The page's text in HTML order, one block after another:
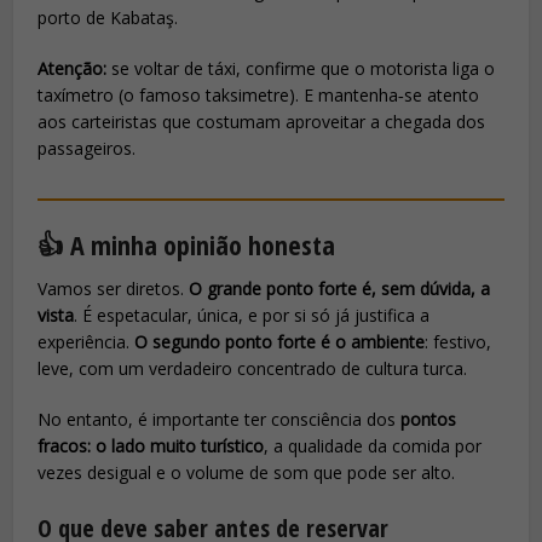
porto de Kabataş.
Atenção: se voltar de táxi, confirme que o motorista liga o
taxímetro (o famosotaksimetre). E mantenha‑se atento
aos carteiristas que costumam aproveitar a chegada dos
passageiros.
👍 A minha opinião honesta
Vamos ser diretos. O grande ponto forte é, sem dúvida, a
vista. É espetacular, única, e por si só já justifica a
experiência. O segundo ponto forte é o ambiente: festivo,
leve, com um verdadeiro concentrado de cultura turca.
No entanto, é importante ter consciência dos pontos
fracos: o lado muito turístico, a qualidade da comida por
vezes desigual e o volume de som que pode ser alto.
O que deve saber antes de reservar